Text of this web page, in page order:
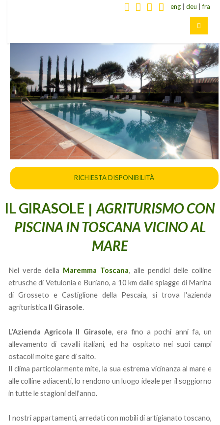
RICHIESTA DISPONIBILITÀ
eng deu |fra
IL GIRASOLE |AGRITURISMO CON
PISCINA IN TOSCANA VICINO AL
MARE
Nel verde della Maremma Toscana, alle pendici delle colline
etrusche di Vetulonia e Buriano, a 10 km dalle spiagge di Marina
di Grosseto e Castiglione della Pescaia, si trova l'azienda
agrituristica Il Girasole.
L'Azienda Agricola Il Girasole, era fino a pochi anni fa, un
allevamento di cavalli italiani, ed ha ospitato nei suoi campi
ostacoli molte gare di salto.
Il clima particolarmente mite, la sua estrema vicinanza al mare e
alle colline adiacenti, lo rendono un luogo ideale per il soggiorno
in tutte le stagioni dell'anno.
I nostri appartamenti, arredati con mobili di artigianato toscano,